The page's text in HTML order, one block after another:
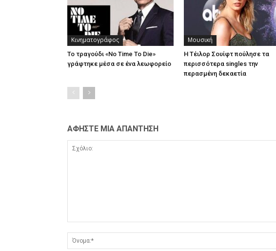
Κινηματογράφος
Το τραγούδι «No Time To Die»
γράφτηκε μέσα σε ένα λεωφορείο
Μουσική
Η Τέιλορ Σουίφτ πούλησε τα
περισσότερα singles την
περασμένη δεκαετία
ΑΦΗΣΤΕ ΜΙΑ ΑΠΑΝΤΗΣΗ